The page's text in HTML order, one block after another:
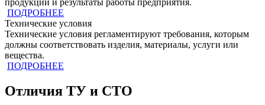
продукции и результаты работы предприятия.
ПОДРОБНЕЕ
Технические условия
Технические условия регламентируют требования, которым
должны соответствовать изделия, материалы, услуги или
вещества.
ПОДРОБНЕЕ
Отличия ТУ и СТО